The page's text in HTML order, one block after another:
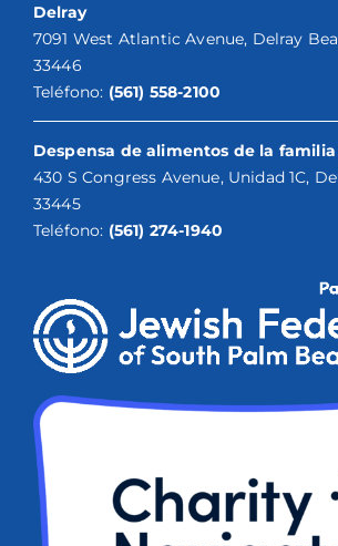
Delray
7091 West Atlantic Avenue, Delray
33446
Teléfono: (561) 558-2100
Despensa de alimentos de la
430 S Congress Avenue, Unidad 1C,
33445
Teléfono: (561) 274-1940